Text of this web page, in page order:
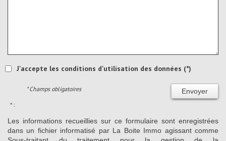
J'accepte les conditions d'utilisation des données (*)
Envoyer
* Champs obligatoires
* :
Les informations recueillies sur ce formulaire sont enregistrées
dans un fichier informatisé par La Boite Immo agissant comme